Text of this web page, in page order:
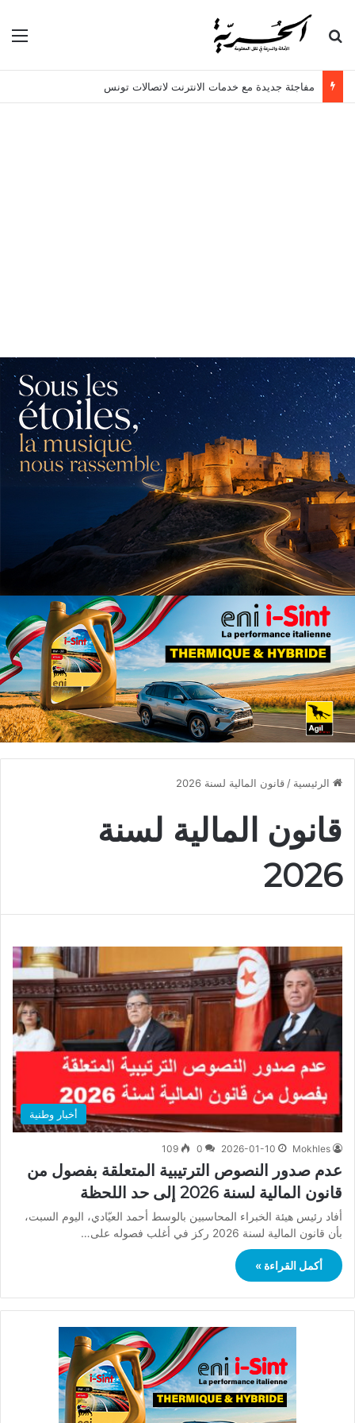
بحث عن
مفاجئة جديدة مع خدمات الانترنت لاتصالات تونس
الرئيسية / قانون المالية لسنة 2026
قانون المالية لسنة
2026
أخبار وطنية
Mokhles
2026-01-10
0
109
عدم صدور النصوص الترتيبية المتعلقة بفصول من
قانون المالية لسنة 2026 إلى حد اللحظة
أفاد رئيس هيئة الخبراء المحاسبين بالوسط أحمد العيّادي، اليوم السبت،
بأن قانون المالية لسنة 2026 ركز في أغلب فصوله على…
أكمل القراءة »